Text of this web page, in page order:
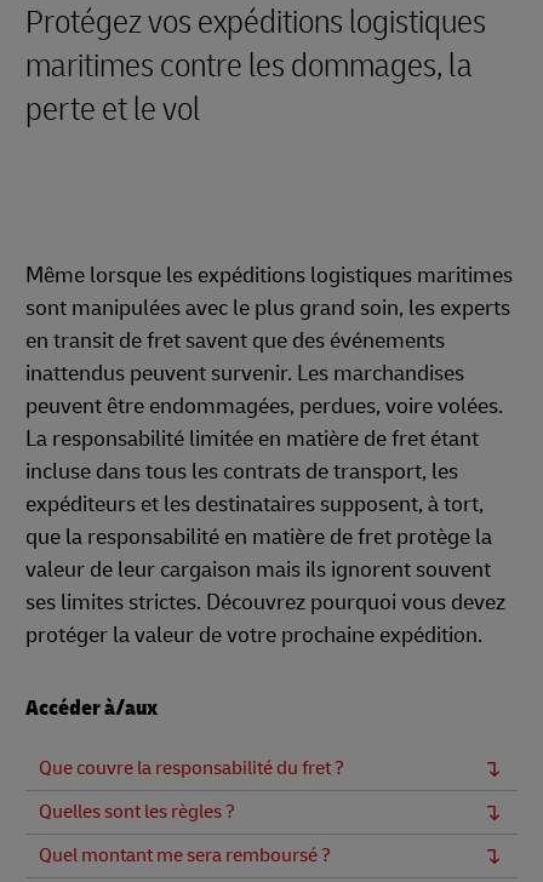
Protégez vos expéditions logistiques
maritimes contre les dommages, la
perte et le vol
Même lorsque les expéditions logistiques maritimes
sont manipulées avec le plus grand soin, les experts
en transit de fret savent que des événements
inattendus peuvent survenir. Les marchandises
peuvent être endommagées, perdues, voire volées.
La responsabilité limitée en matière de fret étant
incluse dans tous les contrats de transport, les
expéditeurs et les destinataires supposent, à tort,
que la responsabilité en matière de fret protège la
valeur de leur cargaison mais ils ignorent souvent
ses limites strictes. Découvrez pourquoi vous devez
protéger la valeur de votre prochaine expédition.
Accéder à/aux
Que couvre la responsabilité du fret ?
Quelles sont les règles ?
Quel montant me sera remboursé ?